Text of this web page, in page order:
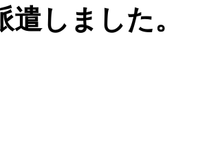
遣しました。